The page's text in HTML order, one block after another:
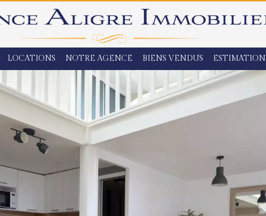
LOCATIONS NOTRE AGENCE BIENS VENDUS ESTIMATION